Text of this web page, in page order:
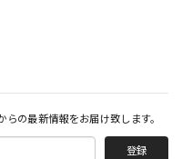
の最新情報をお届け致します。
登録